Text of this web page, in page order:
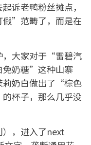
诉老鸭粉丝摊点，
”范畴了，而是在
，大家对于“雷碧汽
奶糖”这种山寨
莉奶白做出了“棕色
杯子，那么几乎没
），进入了next